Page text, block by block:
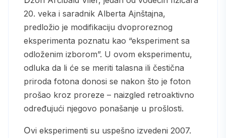
20. veka i saradnik Alberta Ajnštajna,
predložio je modifikaciju dvoproreznog
eksperimenta poznatu kao “eksperiment sa
odloženim izborom”. U ovom eksperimentu,
odluka da li će se meriti talasna ili čestična
priroda fotona donosi se nakon što je foton
prošao kroz proreze – naizgled retroaktivno
određujući njegovo ponašanje u prošlosti.
Ovi eksperimenti su uspešno izvedeni 2007.